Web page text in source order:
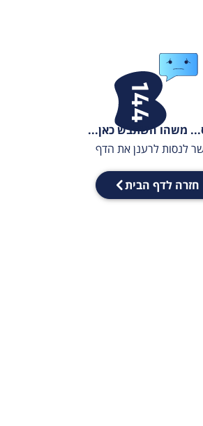
משהו השתבש כאן...
לנסות לרענן את הדף
חזרה לדף הבית